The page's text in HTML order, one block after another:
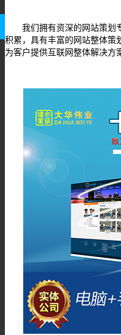
我们拥有资深的网站策划
积累，具有丰富的网站整体策
为客户提供互联网整体解决方